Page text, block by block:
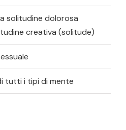
solitudine dolorosa
creativa (solitude)
tutti i tipi di mente